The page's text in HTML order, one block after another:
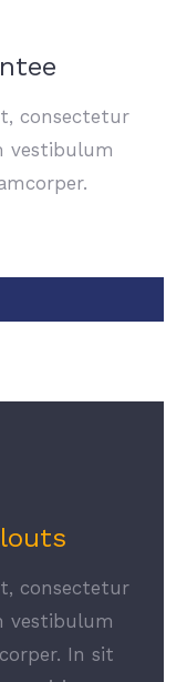
consectetur
vestibulum
consectetur
vestibulum
In sit